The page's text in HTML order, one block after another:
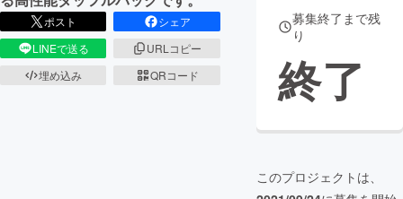
ポスト
シェア
LINEで送る
URLコピー
埋め込み
QRコード
募集終了まで残
り
終了
このプロジェクトは、